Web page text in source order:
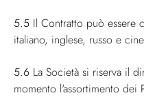
5.5 Il Contratto può essere
italiano, inglese, russo e
5.6 La Società si riserva il
momento l'assortimento dei